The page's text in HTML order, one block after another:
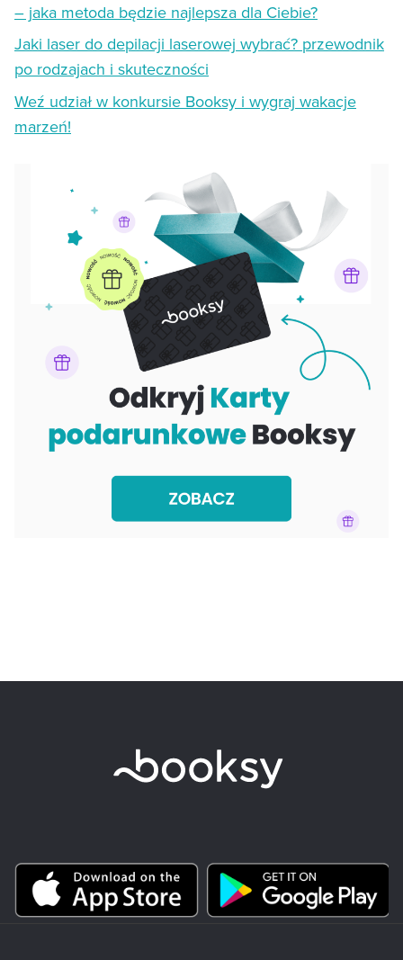
– jaka metoda będzie najlepsza dla Ciebie?
Jaki laser do depilacji laserowej wybrać? przewodnik
po rodzajach i skuteczności
Weź udział w konkursie Booksy i wygraj wakacje
marzeń!